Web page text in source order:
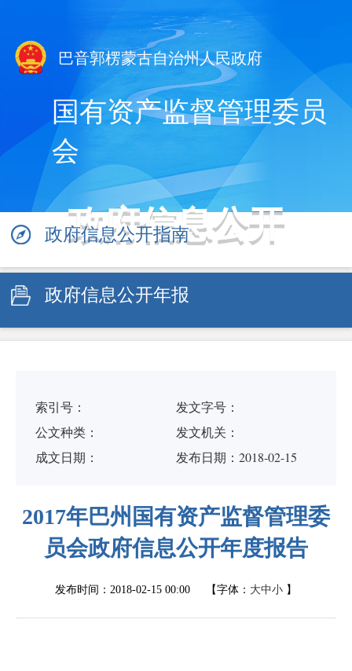
巴音郭楞蒙古自治州人民政府
国有资产监督管理委员
会
政府信息公开
政府信息公开指南
政府信息公开年报
索引号：
发文字号：
公文种类：
发文机关：
成文日期：
发布日期：2018-02-15
2017年巴州国有资产监督管理委
员会政府信息公开年度报告
发布时间： 2018-02-15 00:00 【字体： 大中小 】